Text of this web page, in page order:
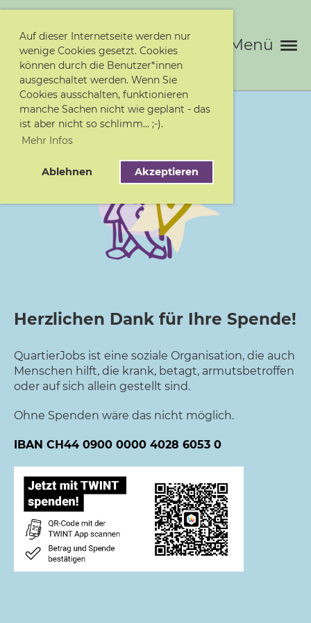
Auf dieser Internetseite werden nur
wenige Cookies gesetzt. Cookies
können durch die Benutzer*innen
ausgeschaltet werden. Wenn Sie
Cookies ausschalten, funktionieren
manche Sachen nicht wie geplant - das
ist aber nicht so schlimm... ;-).
Mehr Infos
Ablehnen Akzeptieren
Menü
Herzlichen Dank für Ihre Spende!
QuartierJobs ist eine soziale Organisation, die auch
Menschen hilft, die krank, betagt, armutsbetroffen
oder auf sich allein gestellt sind.
Ohne Spenden wäre das nicht möglich.
IBAN CH44 0900 0000 4028 6053 0